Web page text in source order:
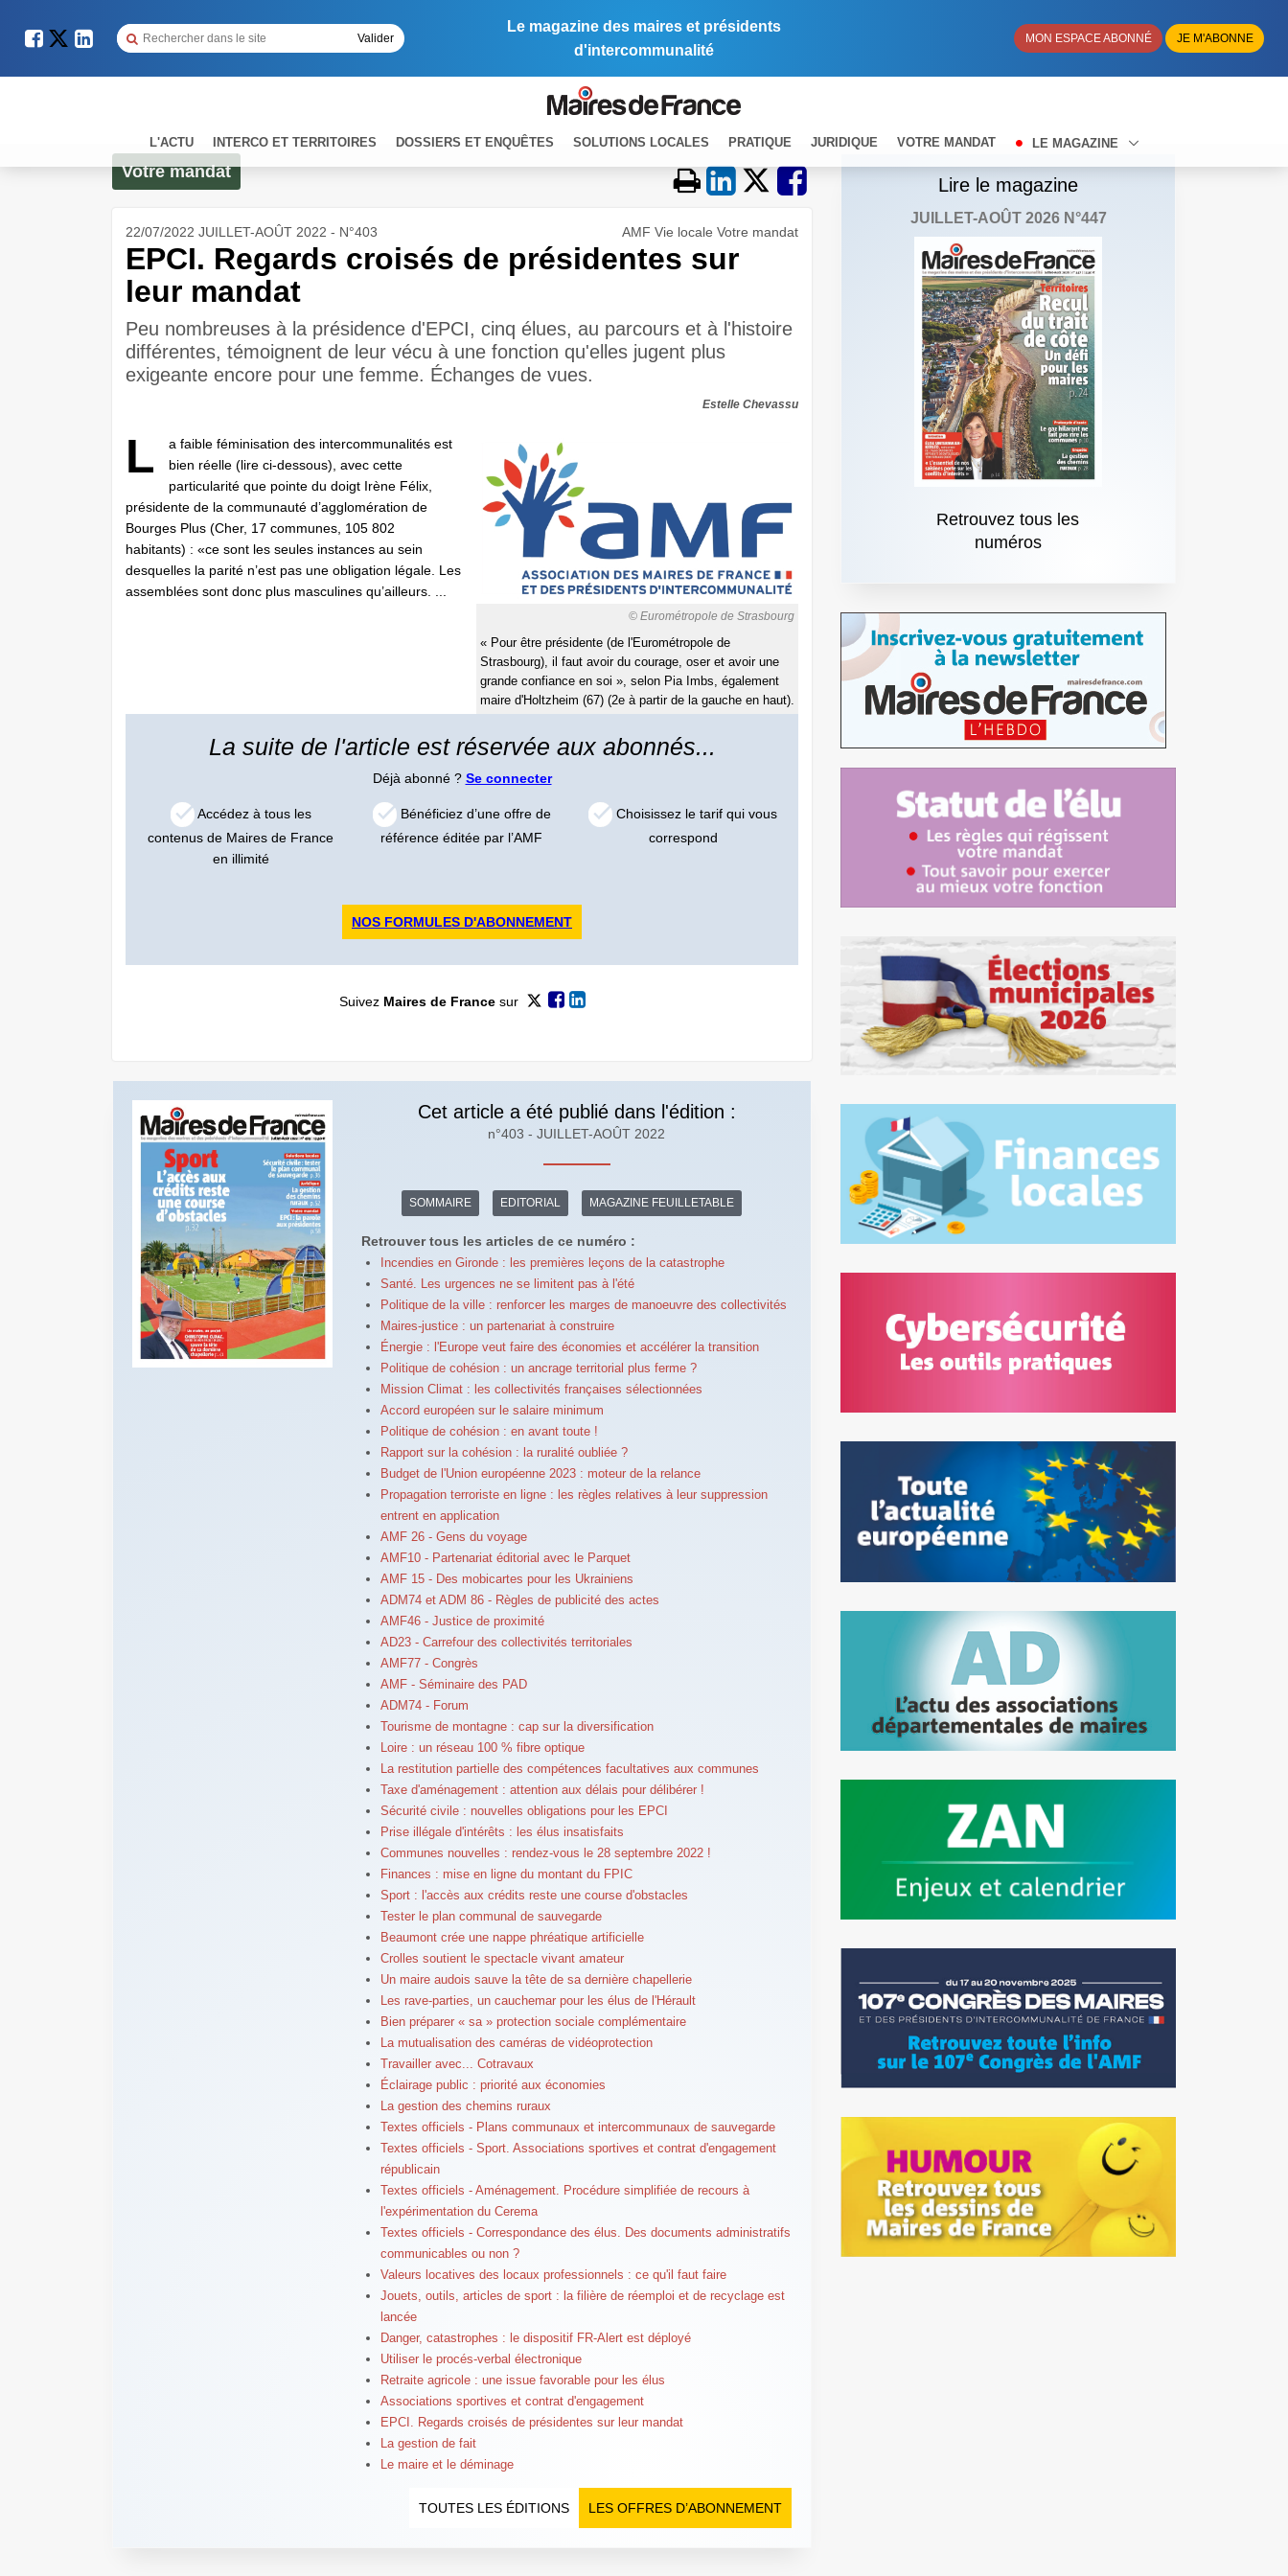
Le magazine des maires et présidents
d'intercommunalité
MON ESPACE ABONNÉ JE M'ABONNE
L'ACTU INTERCO ET TERRITOIRES DOSSIERS ET ENQUÊTES SOLUTIONS LOCALES PRATIQUE JURIDIQUE VOTRE MANDAT LE MAGAZINE
Votre mandat
22/07/2022 JUILLET-AOÛT 2022 - N°403 AMF Vie locale Votre mandat
EPCI. Regards croisés de présidentes sur
leur mandat
Peu nombreuses à la présidence d'EPCI, cinq élues, au parcours et à l'histoire
différentes, témoignent de leur vécu à une fonction qu'elles jugent plus
exigeante encore pour une femme. Échanges de vues.
Estelle Chevassu
© Eurométropole de Strasbourg
« Pour être présidente (de l'Eurométropole de
Strasbourg), il faut avoir du courage, oser et avoir une
grande confiance en soi », selon Pia Imbs, également
maire d'Holtzheim (67) (2e à partir de la gauche en haut).
L
a faible féminisation des intercommunalités est
bien réelle (lire ci-dessous), avec cette
particularité que pointe du doigt Irène Félix,
présidente de la communauté d’agglomération de
Bourges Plus (Cher, 17 communes, 105 802
habitants) : «ce sont les seules instances au sein
desquelles la parité n’est pas une obligation légale. Les
assemblées sont donc plus masculines qu’ailleurs. ...
La suite de l'article est réservée aux abonnés...
Déjà abonné ? Se connecter
Accédez à tous les
contenus de Maires de France
en illimité
Bénéficiez d’une offre de
référence éditée par l’AMF
Choisissez le tarif qui vous
correspond
NOS FORMULES D'ABONNEMENT
Suivez Maires de Francesur
Cet article a été publié dans l'édition :
n°403 - JUILLET-AOÛT 2022
SOMMAIRE EDITORIAL MAGAZINE FEUILLETABLE
Retrouver tous les articles de ce numéro :
Incendies en Gironde : les premières leçons de la catastrophe
Santé. Les urgences ne se limitent pas à l'été
Politique de la ville : renforcer les marges de manoeuvre des collectivités
Maires-justice : un partenariat à construire
Énergie : l'Europe veut faire des économies et accélérer la transition
Politique de cohésion : un ancrage territorial plus ferme ?
Mission Climat : les collectivités françaises sélectionnées
Accord européen sur le salaire minimum
Politique de cohésion : en avant toute !
Rapport sur la cohésion : la ruralité oubliée ?
Budget de l'Union européenne 2023 : moteur de la relance
Propagation terroriste en ligne : les règles relatives à leur suppression
entrent en application
AMF 26 - Gens du voyage
AMF10 - Partenariat éditorial avec le Parquet
AMF 15 - Des mobicartes pour les Ukrainiens
ADM74 et ADM 86 - Règles de publicité des actes
AMF46 - Justice de proximité
AD23 - Carrefour des collectivités territoriales
AMF77 - Congrès
AMF - Séminaire des PAD
ADM74 - Forum
Tourisme de montagne : cap sur la diversification
Loire : un réseau 100 % fibre optique
La restitution partielle des compétences facultatives aux communes
Taxe d'aménagement : attention aux délais pour délibérer !
Sécurité civile : nouvelles obligations pour les EPCI
Prise illégale d'intérêts : les élus insatisfaits
Communes nouvelles : rendez-vous le 28 septembre 2022 !
Finances : mise en ligne du montant du FPIC
Sport : l'accès aux crédits reste une course d'obstacles
Tester le plan communal de sauvegarde
Beaumont crée une nappe phréatique artificielle
Crolles soutient le spectacle vivant amateur
Un maire audois sauve la tête de sa dernière chapellerie
Les rave-parties, un cauchemar pour les élus de l'Hérault
Bien préparer « sa » protection sociale complémentaire
La mutualisation des caméras de vidéoprotection
Travailler avec... Cotravaux
Éclairage public : priorité aux économies
La gestion des chemins ruraux
Textes officiels - Plans communaux et intercommunaux de sauvegarde
Textes officiels - Sport. Associations sportives et contrat d'engagement
républicain
Textes officiels - Aménagement. Procédure simplifiée de recours à
l'expérimentation du Cerema
Textes officiels - Correspondance des élus. Des documents administratifs
communicables ou non ?
Valeurs locatives des locaux professionnels : ce qu'il faut faire
Jouets, outils, articles de sport : la filière de réemploi et de recyclage est
lancée
Danger, catastrophes : le dispositif FR-Alert est déployé
Utiliser le procés-verbal électronique
Retraite agricole : une issue favorable pour les élus
Associations sportives et contrat d'engagement
EPCI. Regards croisés de présidentes sur leur mandat
La gestion de fait
Le maire et le déminage
LES OFFRES D’ABONNEMENT
TOUTES LES ÉDITIONS
Lire le magazine
JUILLET-AOÛT 2026 N°447
Retrouvez tous les
numéros